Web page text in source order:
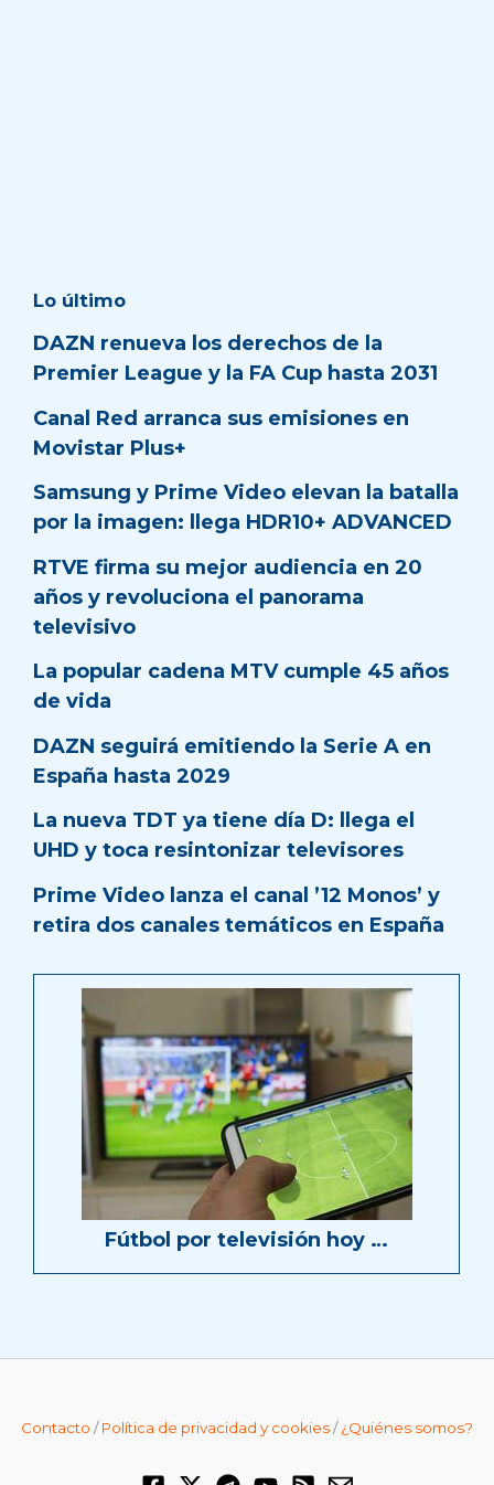
Lo último
DAZN renueva los derechos de la
Premier League y la FA Cup hasta 2031
Canal Red arranca sus emisiones en
Movistar Plus+
Samsung y Prime Video elevan la batalla
por la imagen: llega HDR10+ ADVANCED
RTVE firma su mejor audiencia en 20
años y revoluciona el panorama
televisivo
La popular cadena MTV cumple 45 años
de vida
DAZN seguirá emitiendo la Serie A en
España hasta 2029
La nueva TDT ya tiene día D: llega el
UHD y toca resintonizar televisores
Prime Video lanza el canal ’12 Monos’ y
retira dos canales temáticos en España
Fútbol por televisión hoy …
Contacto /Política de privacidad y cookies/¿Quiénes somos?